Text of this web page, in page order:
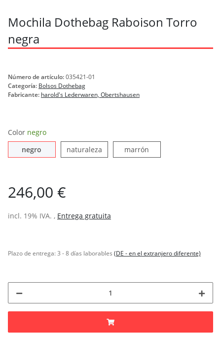
Mochila Dothebag Raboison Torro
negra
Número de artículo:035421-01
Categoría: Bolsos Dothebag
Fabricante: harold's Lederwaren, Obertshausen
Color negro
negro
naturalezanaturalezamarrón
246,00 €
incl. 19% IVA. , Entrega gratuita
Plazo de entrega:3 - 8 días laborables (DE - en el extranjero diferente)